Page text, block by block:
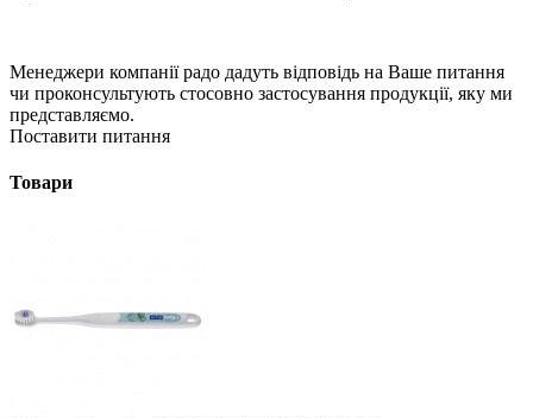
Менеджери компанії радо дадуть відповідь на Ваше питання
чи проконсультують стосовно застосування продукції, яку ми
представляємо.
Поставити питання
Товари